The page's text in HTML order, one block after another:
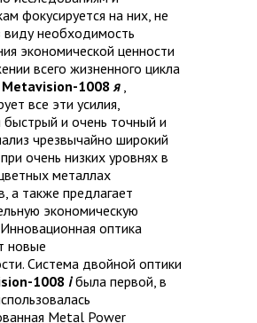
фокусируется на них, не
виду необходимость
экономической ценности
всего жизненного цикла
Metavision-1008я,
все эти усилия,
быстрый и очень точный и
чрезвычайно широкий
очень низких уровнях в
металлах
а также предлагает
экономическую
оптика
новые
Система двойной оптики
1008 iбыла первой, в
Metal Power